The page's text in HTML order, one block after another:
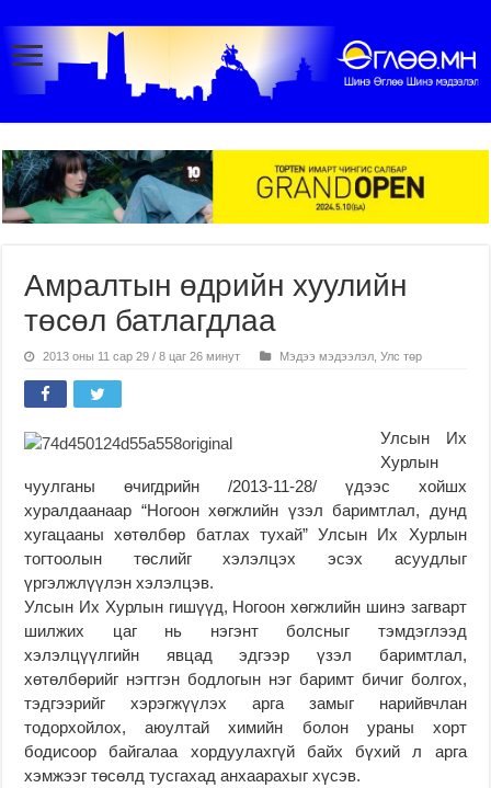
Амралтын өдрийн хуулийн
төсөл батлагдлаа
2013 оны 11 сар 29 / 8 цаг 26 минут Мэдээ мэдээлэл ,Улс төр
Улсын Их
Хурлын
чуулганы өчигдрийн /2013-11-28/ үдээс хойшх
хуралдаанаар “Ногоон хөгжлийн үзэл баримтлал, дунд
хугацааны хөтөлбөр батлах тухай” Улсын Их Хурлын
тогтоолын төслийг хэлэлцэх эсэх асуудлыг
үргэлжлүүлэн хэлэлцэв.
Улсын Их Хурлын гишүүд, Ногоон хөгжлийн шинэ загварт
шилжих цаг нь нэгэнт болсныг тэмдэглээд
хэлэлцүүлгийн явцад эдгээр үзэл баримтлал,
хөтөлбөрийг нэгтгэн бодлогын нэг баримт бичиг болгох,
тэдгээрийг хэрэгжүүлэх арга замыг нарийвчлан
тодорхойлох, аюултай химийн болон ураны хорт
бодисоор байгалаа хордуулахгүй байх бүхий л арга
хэмжээг төсөлд тусгахад анхаарахыг хүсэв.